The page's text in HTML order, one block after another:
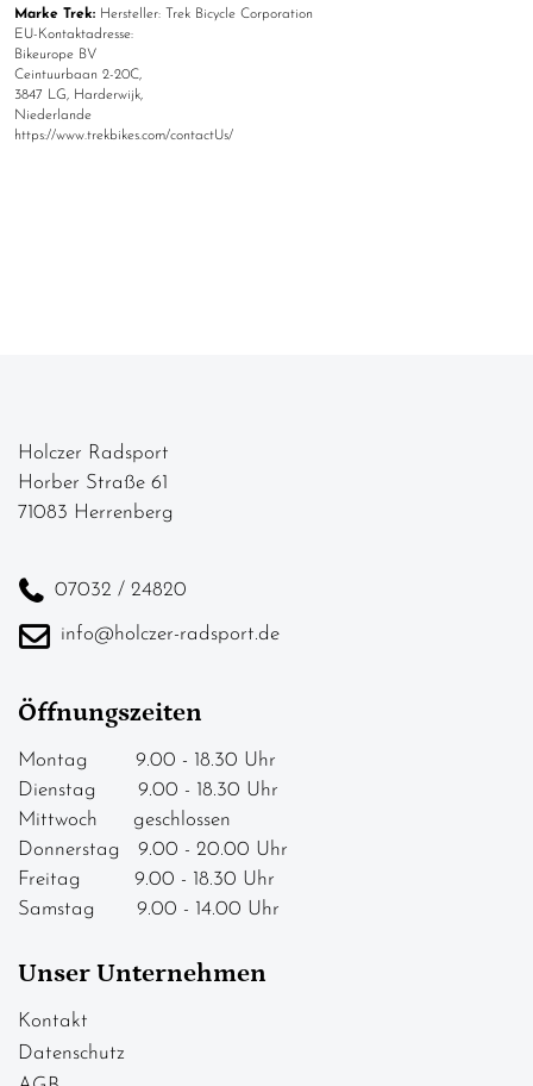
Marke Trek: Hersteller: Trek Bicycle Corporation
EU-Kontaktadresse:
Bikeurope BV
Ceintuurbaan 2-20C,
3847 LG, Harderwijk,
Niederlande
https://www.trekbikes.com/contactUs/
Holczer Radsport
Horber Straße 61
71083 Herrenberg
07032 / 24820
info@holczer-radsport.de
Öffnungszeiten
Montag 9.00 - 18.30 Uhr
Dienstag 9.00 - 18.30 Uhr
Mittwoch geschlossen
Donnerstag 9.00 - 20.00 Uhr
Freitag 9.00 - 18.30 Uhr
Samstag 9.00 - 14.00 Uhr
Unser Unternehmen
Kontakt
Datenschutz